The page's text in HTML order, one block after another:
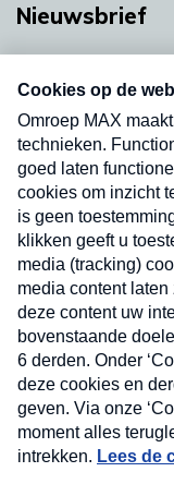
Nieuwsbrief
nieuwsbrief.
uw mailbox.
Nieuwsbrief
Neem hier een
nieuwsbrief. Elke